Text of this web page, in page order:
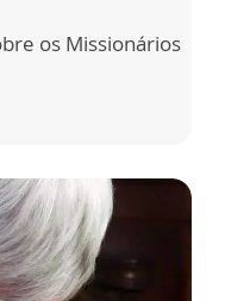
os Missionários